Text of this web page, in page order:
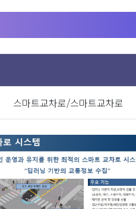
스마트교차로/스마트교차로